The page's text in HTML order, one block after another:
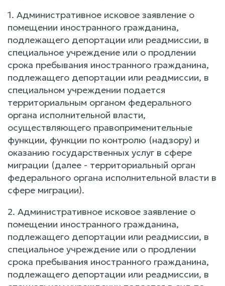
1. Административное исковое заявление о
помещении иностранного гражданина,
подлежащего депортации или реадмиссии, в
специальное учреждение или о продлении
срока пребывания иностранного гражданина,
подлежащего депортации или реадмиссии, в
специальном учреждении подается
территориальным органом федерального
органа исполнительной власти,
осуществляющего правоприменительные
функции, функции по контролю (надзору) и
оказанию государственных услуг в сфере
миграции (далее - территориальный орган
федерального органа исполнительной власти в
сфере миграции).
2. Административное исковое заявление о
помещении иностранного гражданина,
подлежащего депортации или реадмиссии, в
специальное учреждение или о продлении
срока пребывания иностранного гражданина,
подлежащего депортации или реадмиссии, в